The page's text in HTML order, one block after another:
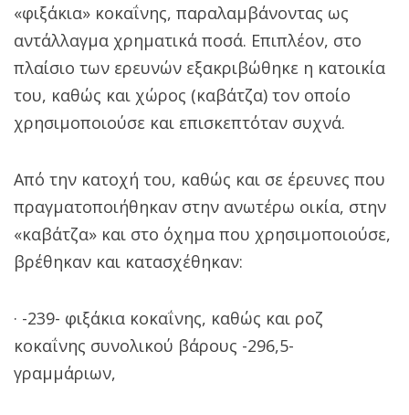
«φιξάκια» κοκαΐνης, παραλαμβάνοντας ως
αντάλλαγμα χρηματικά ποσά. Επιπλέον, στο
πλαίσιο των ερευνών εξακριβώθηκε η κατοικία
του, καθώς και χώρος (καβάτζα) τον οποίο
χρησιμοποιούσε και επισκεπτόταν συχνά.
Από την κατοχή του, καθώς και σε έρευνες που
πραγματοποιήθηκαν στην ανωτέρω οικία, στην
«καβάτζα» και στο όχημα που χρησιμοποιούσε,
βρέθηκαν και κατασχέθηκαν:
· -239- φιξάκια κοκαΐνης, καθώς και ροζ
κοκαΐνης συνολικού βάρους -296,5-
γραμμάριων,